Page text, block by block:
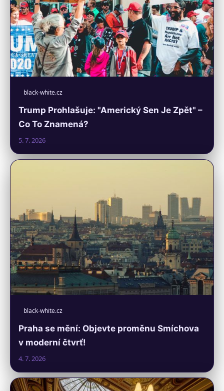
black-white.cz
Trump Prohlašuje: "Americký Sen Je Zpět" –
Co To Znamená?
5. 7. 2026
black-white.cz
Praha se mění: Objevte proměnu Smíchova
v moderní čtvrť!
4. 7. 2026